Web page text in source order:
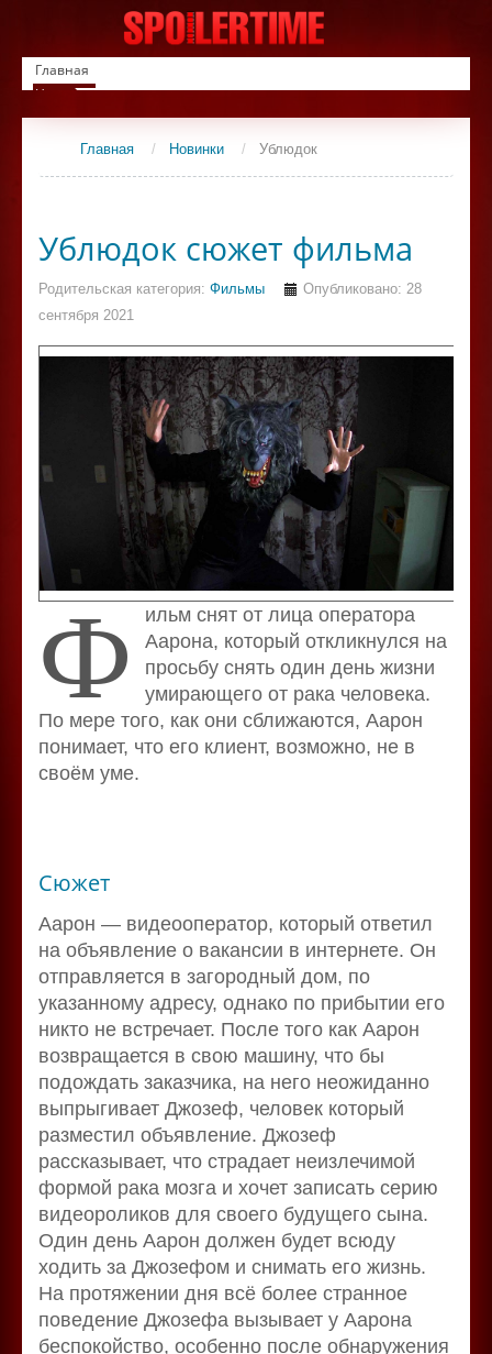
Главная
Новинки
Список фильмов
СериалыГлавная / Новинки / Ублюдок
Ублюдок сюжет фильма
Родительская категория: Фильмы
Опубликовано: 28
сентября 2021
Ф
ильм снят от лица оператора
Аарона, который откликнулся на
просьбу снять один день жизни
умирающего от рака человека.
По мере того, как они сближаются, Аарон
понимает, что его клиент, возможно, не в
своём уме.
Сюжет
Аарон — видеооператор, который ответил
на объявление о вакансии в интернете. Он
отправляется в загородный дом, по
указанному адресу, однако по прибытии его
никто не встречает. После того как Аарон
возвращается в свою машину, что бы
подождать заказчика, на него неожиданно
выпрыгивает Джозеф, человек который
разместил объявление. Джозеф
рассказывает, что страдает неизлечимой
формой рака мозга и хочет записать серию
видеороликов для своего будущего сына.
Один день Аарон должен будет всюду
ходить за Джозефом и снимать его жизнь.
На протяжении дня всё более странное
поведение Джозефа вызывает у Аарона
беспокойство, особенно после обнаружения